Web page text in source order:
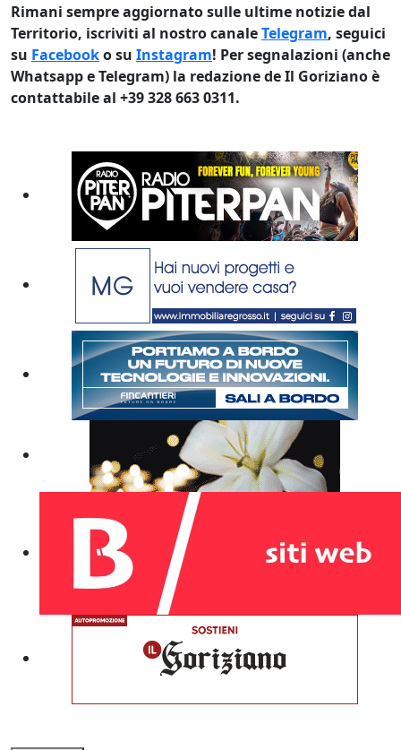
Rimani sempre aggiornato sulle ultime notizie dal
Territorio, iscriviti al nostro canaleTelegram, seguici
su Facebooko su Instagram! Per segnalazioni (anche
Whatsapp e Telegram) la redazione de Il Goriziano è
contattabile al +39 328 663 0311.